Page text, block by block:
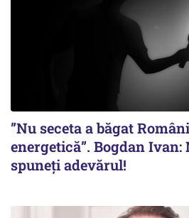
”Nu seceta a băgat
energetică”. Bogdan
spuneți adevărul!